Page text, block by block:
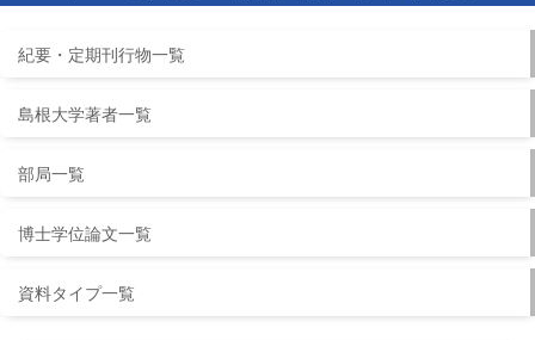
紀要・定期刊行物一覧
島根大学著者一覧
部局一覧
博士学位論文一覧
資料タイプ一覧